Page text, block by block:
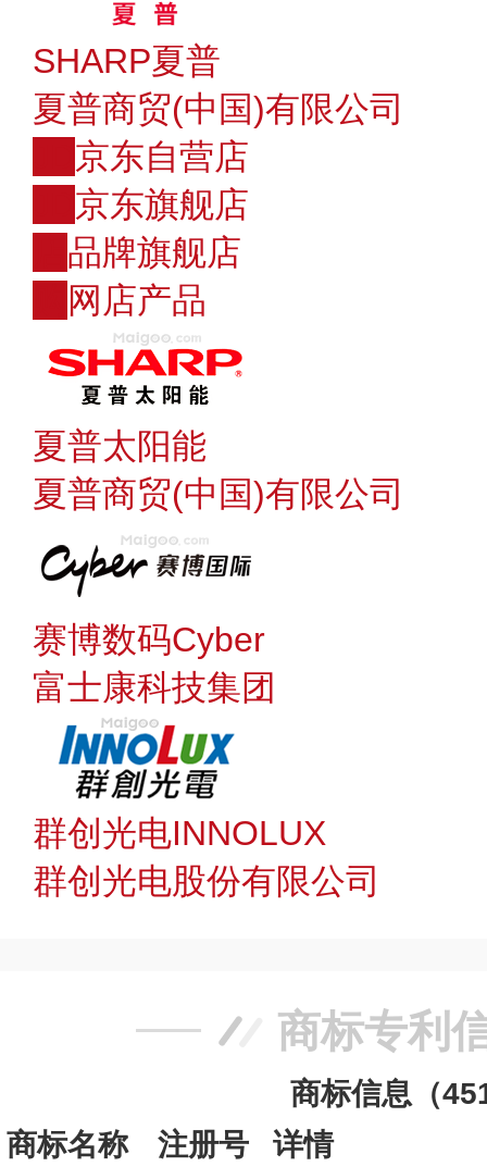
SHARP夏普
夏普商贸(中国)有限公司
京东自营店
京东旗舰店
品牌旗舰店
网店产品
夏普太阳能
夏普商贸(中国)有限公司
赛博数码Cyber
富士康科技集团
群创光电INNOLUX
群创光电股份有限公司
商标专利
商标信息（
商标名称
注册号
详情